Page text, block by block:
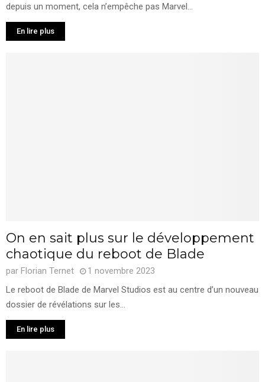
depuis un moment, cela n’empêche pas Marvel...
En lire plus
On en sait plus sur le développement
chaotique du reboot de Blade
par Florian Ternet
1 novembre 2023
Le reboot de Blade de Marvel Studios est au centre d’un nouveau
dossier de révélations sur les...
En lire plus